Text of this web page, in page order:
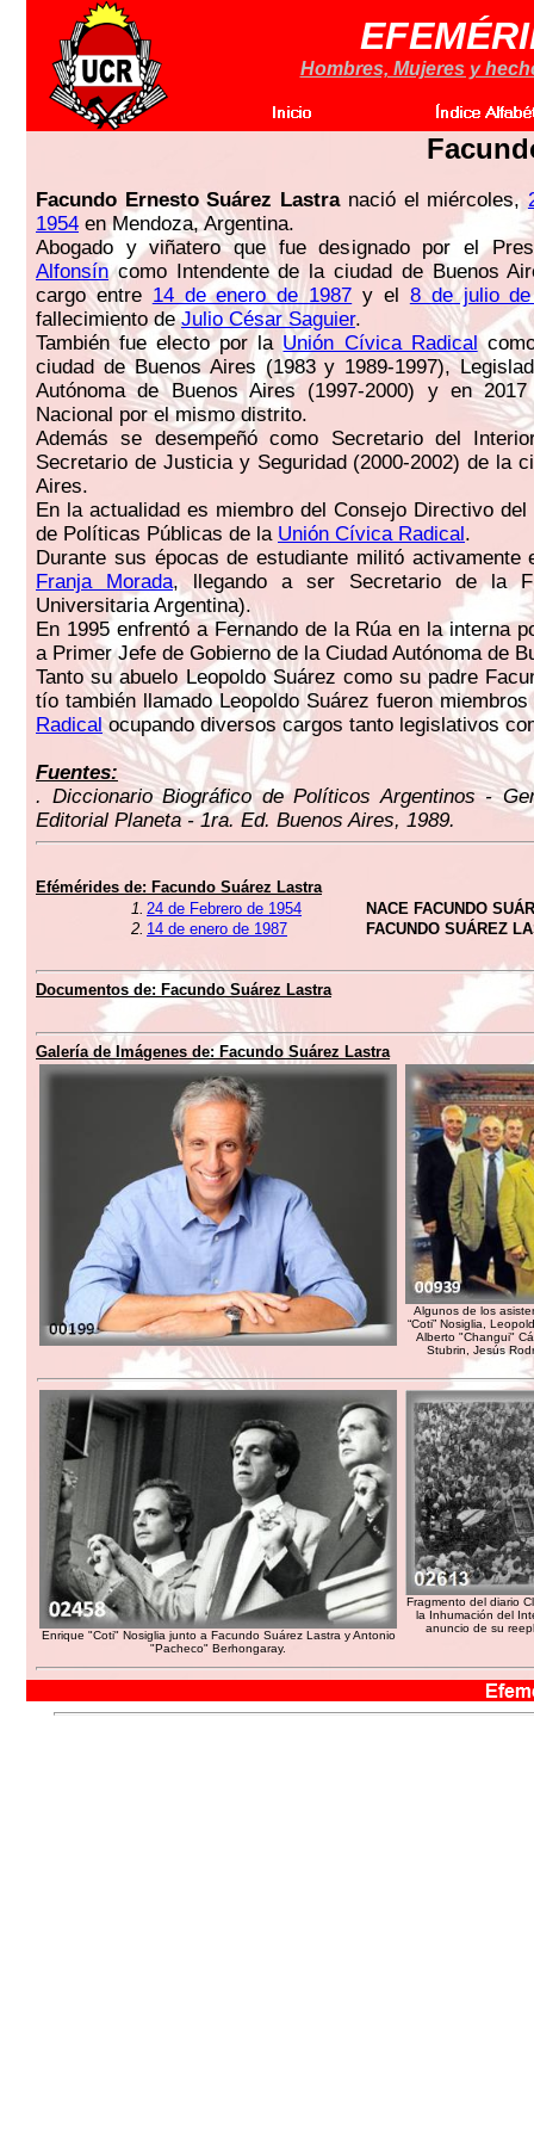
Hombres, Mujeres y
Facundo Ernesto Suárez Lastranació el miércoles,
1954 en Mendoza, Argentina.
Abogado y viñatero que fue designado por el
Alfonsíncomo Intendente de la ciudad de Buenos
cargo entre 14 de enero de 1987 y el 8 de julio de
fallecimiento deJulio César Saguier.
También fue electo por la Unión Cívica Radical
ciudad de Buenos Aires (1983 y 1989-1997),
Autónoma de Buenos Aires (1997-2000) y en
Nacional por el mismo distrito.
Además se desempeñó como Secretario del
Secretario de Justicia y Seguridad (2000-2002) de la
Aires.
En la actualidad es miembro del Consejo Directivo
de Políticas Públicas de la Unión Cívica Radical.
Durante sus épocas de estudiante militó activamente
Franja Morada, llegando a ser Secretario de la
Universitaria Argentina).
En 1995 enfrentó a Fernando de la Rúa en la interna
a Primer Jefe de Gobierno de la Ciudad Autónoma de
Tanto su abuelo Leopoldo Suárez como su padre
tío también llamado Leopoldo Suárez fueron
Radicalocupando diversos cargos tanto legislativos
Fuentes:
. Diccionario Biográfico de Políticos Argentinos -
Editorial Planeta - 1ra. Ed. Buenos Aires, 1989.
Efémérides de: Facundo Suárez Lastra
1. 24 de Febrero de 1954
NACE FACUNDO
2. 14 de enero de 1987 FACUNDO SUÁREZ
Documentos de: Facundo Suárez Lastra
Galería de Imágenes de: Facundo Suárez Lastra
Algunos de los
“Coti” Nosiglia,
Alberto "Changui"
Stubrin, Jesús
Enrique "Coti" Nosiglia junto a Facundo Suárez Lastra y Antonio
"Pacheco" Berhongaray.
Fragmento del diario
la Inhumación del
anuncio de su